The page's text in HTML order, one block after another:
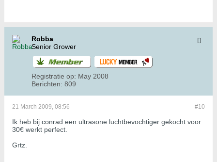
Robba
Senior Grower
Registratie op: May 2008
Berichten: 809
#10
21 March 2009, 08:56
Ik heb bij conrad een ultrasone luchtbevochtiger gekocht voor
30€ werkt perfect.
Grtz.